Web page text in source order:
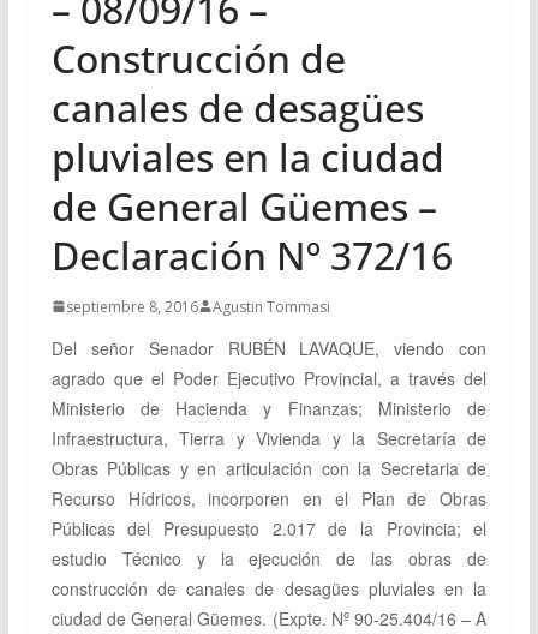
Construcción de
canales de desagües
pluviales en la ciudad
de General Güemes –
Declaración Nº 372/16
septiembre 8, 2016 Agustin Tommasi
Del señor Senador RUBÉN LAVAQUE, viendocon
agrado que el Poder Ejecutivo Provincial, a través del
Ministerio de Hacienda y Finanzas; Ministerio de
Infraestructura, Tierra y Vivienda y la Secretaría de
Obras Públicas y en articulación con la Secretaria de
Recurso Hídricos, incorporen en el Plan de Obras
Públicas del Presupuesto 2.017 de la Provincia; el
estudio Técnico y la ejecución de las obras de
construcción de canales de desagües pluviales en la
ciudad de General Güemes. (Expte. Nº 90-25.404/16 – A